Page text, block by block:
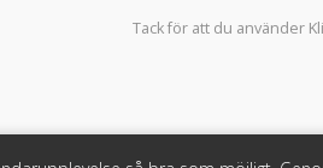
Tack för att du använder